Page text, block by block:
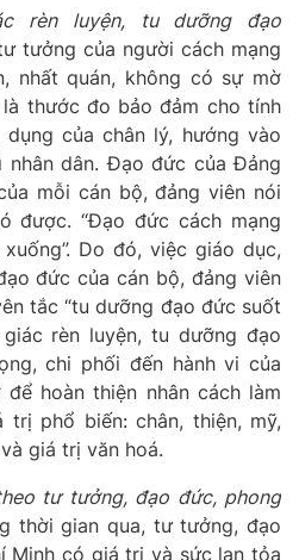
rèn luyện, tu dưỡng đạo
tưởng của người cách mạng
nhất quán, không có sự mờ
thước đo bảo đảm cho tính
của chân lý, hướng vào
dân. Đạo đức của Đảng
mỗi cán bộ, đảng viên nói
được. “Đạo đức cách mạng
”. Do đó, việc giáo dục,
đức của cán bộ, đảng viên
tắc “tu dưỡng đạo đức suốt
rèn luyện, tu dưỡng đạo
chi phối đến hành vi của
hoàn thiện nhân cách làm
phổ biến: chân, thiện, mỹ,
giá trị văn hoá.
tư tưởng, đạo đức, phong
thời gian qua, tư tưởng, đạo
Minh có giá trị và sức lan tỏa